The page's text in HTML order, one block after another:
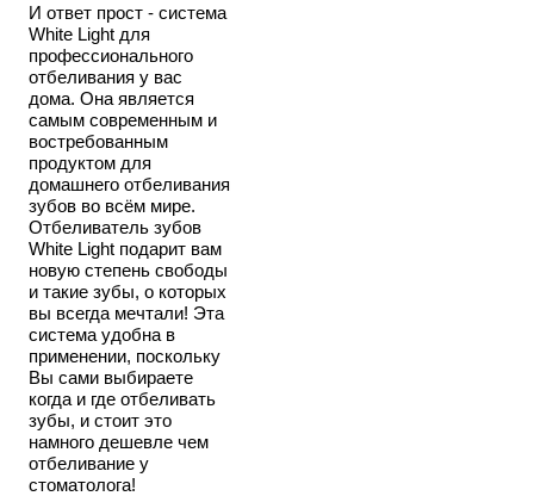
И ответ прост - система
White Light для
профессионального
отбеливания у вас
дома. Она является
самым современным и
востребованным
продуктом для
домашнего отбеливания
зубов во всём мире.
Отбеливатель зубов
White Light подарит вам
новую степень свободы
и такие зубы, о которых
вы всегда мечтали! Эта
система удобна в
применении, поскольку
Вы сами выбираете
когда и где отбеливать
зубы, и стоит это
намного дешевле чем
отбеливание у
стоматолога!